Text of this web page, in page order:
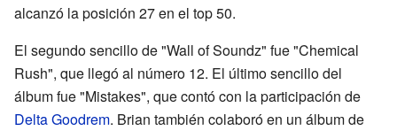
alcanzó la posición 27 en el top 50.
El segundo sencillo de "Wall of Soundz" fue "Chemical
Rush", que llegó al número 12. El último sencillo del
álbum fue "Mistakes", que contó con la participación de
Delta Goodrem. Brian también colaboró en un álbum de